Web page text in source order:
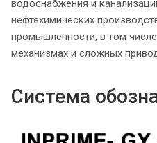
водоснабжения и
нефтехимических
промышленности, в том
механизмах и сложных
Система